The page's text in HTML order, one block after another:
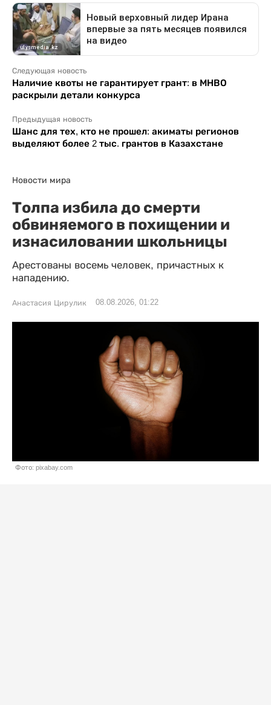
Следующая новость
Наличие квоты не гарантирует грант: в МНВО
раскрыли детали конкурса
Предыдущая новость
Шанс для тех, кто не прошел: акиматы регионов
выделяют более 2 тыс. грантов в Казахстане
Новости мира
Толпа избила до смерти
обвиняемого в похищении и
изнасиловании школьницы
Арестованы восемь человек, причастных к
нападению.
Анастасия Цирулик 08.08.2026, 01:22
Фото: pixabay.com